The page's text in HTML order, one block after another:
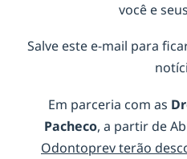
você e
Salve este e-mail para
Em parceria com as
Pacheco, a partir de
Odontoprev terão